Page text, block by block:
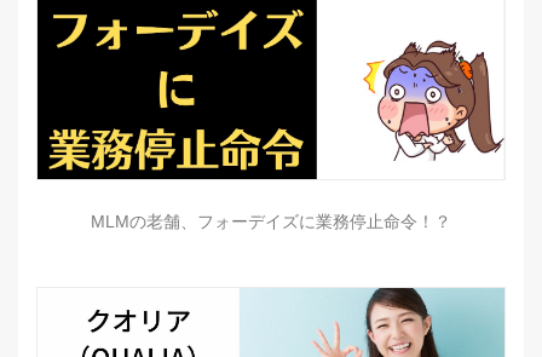
MLMの老舗、フォーデイズに業務停止命令！？